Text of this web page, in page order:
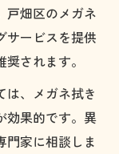
戸畑区のメガネ
サービスを提供
されます。
は、メガネ拭き
効果的です。異
門家に相談しま